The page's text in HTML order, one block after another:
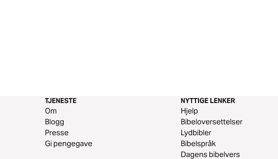
TJENESTE
Om
Blogg
Presse
Gi pengegave
NYTTIGE LENKER
Hjelp
Bibeloversettelser
Lydbibler
Bibelspråk
Dagens bibelvers